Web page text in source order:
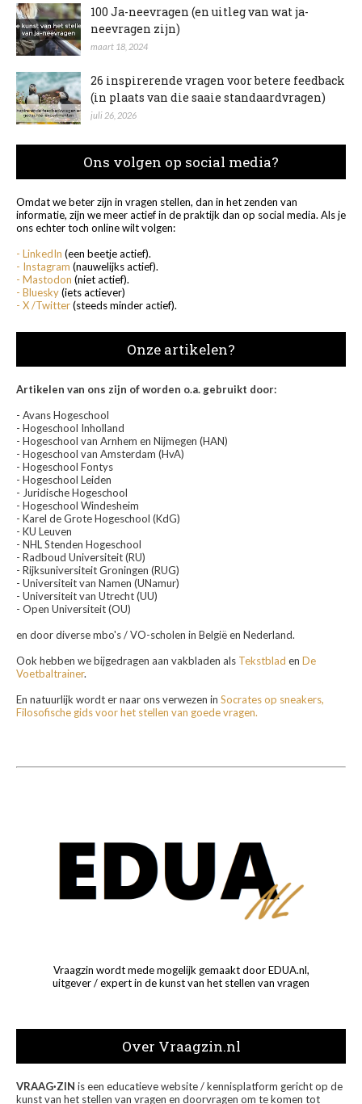
100 Ja-neevragen (en uitleg van wat ja-
neevragen zijn)
maart 18, 2024
26 inspirerende vragen voor betere feedback
(in plaats van die saaie standaardvragen)
juli 26, 2026
Ons volgen op social media?
Omdat we beter zijn in vragen stellen, dan in het zenden van
informatie, zijn we meer actief in de praktijk dan op social media. Als je
ons echter toch online wilt volgen:
- LinkedIn (een beetje actief).
- Instagram (nauwelijks actief).
- Mastodon (niet actief).
- Bluesky(iets actiever)
- X /Twitter(steeds minder actief).
Onze artikelen?
Artikelen van ons zijn of worden o.a. gebruikt door:
- Avans Hogeschool
- Hogeschool Inholland
- Hogeschool van Arnhem en Nijmegen (HAN)
- Hogeschool van Amsterdam (HvA)
- Hogeschool Fontys
- Hogeschool Leiden
- Juridische Hogeschool
- Hogeschool Windesheim
- Karel de Grote Hogeschool (KdG)
- KU Leuven
- NHL Stenden Hogeschool
- Radboud Universiteit (RU)
- Rijksuniversiteit Groningen (RUG)
- Universiteit van Namen (UNamur)
- Universiteit van Utrecht (UU)
- Open Universiteit (OU)
en door diverse mbo's / VO-scholen in België en Nederland.
Ook hebben we bijgedragen aan vakbladen als Tekstblad en De
Voetbaltrainer.
En natuurlijk wordt er naar ons verwezen in Socrates op sneakers,
Filosofische gids voor het stellen van goede vragen.
Vraagzin wordt mede mogelijk gemaakt door EDUA.nl,
uitgever / expert in de kunst van het stellen van vragen
Over Vraagzin.nl
VRAAG·ZIN is een educatieve website / kennisplatform gericht op de
kunst van het stellen van vragen en doorvragen om te komen tot